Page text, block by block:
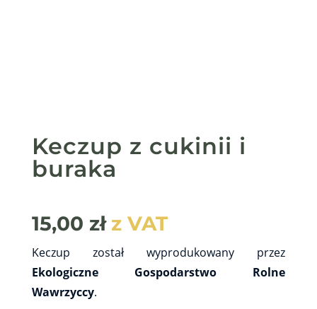
Keczup z cukinii i
buraka
15,00 zł z VAT
Keczup został wyprodukowany przez
Ekologiczne Gospodarstwo Rolne
Wawrzyccy.